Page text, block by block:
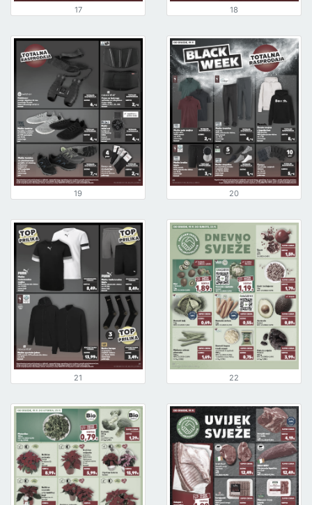
17 18
19 20
21 22